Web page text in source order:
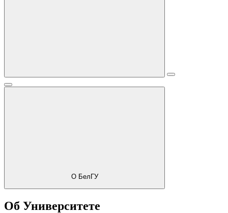
О БелГУ
Об Университете